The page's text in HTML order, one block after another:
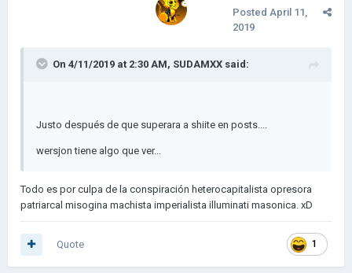
Posted April 11,
2019
On 4/11/2019 at 2:30 AM, SUDAMXX said:
Justo después de que superara a shiite en posts....
wersjon tiene algo que ver...
Todo es por culpa de la conspiración heterocapitalista opresora
patriarcal misogina machista imperialista illuminati masonica. xD
1
Quote